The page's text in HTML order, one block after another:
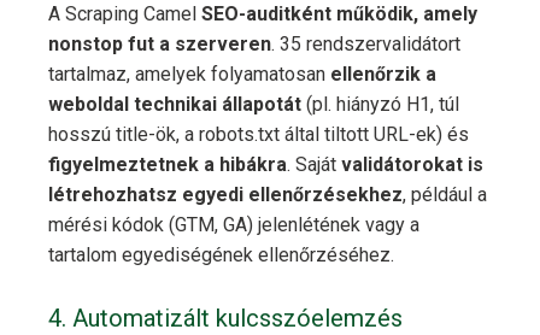
A Scraping Camel SEO-auditként működik, amely
nonstop fut a szerveren. 35 rendszervalidátort
tartalmaz, amelyek folyamatosan ellenőrzik a
weboldal technikai állapotát (pl. hiányzó H1, túl
hosszú title-ök, a robots.txt által tiltott URL-ek) és
figyelmeztetnek a hibákra. Saját validátorokat is
létrehozhatsz egyedi ellenőrzésekhez, például a
mérési kódok (GTM, GA) jelenlétének vagy a
tartalom egyediségének ellenőrzéséhez.
4. Automatizált kulcsszóelemzés